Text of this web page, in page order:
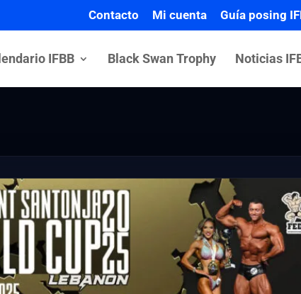
Contacto Mi cuenta Guía posing
IFBB Black Swan Trophy Noticias